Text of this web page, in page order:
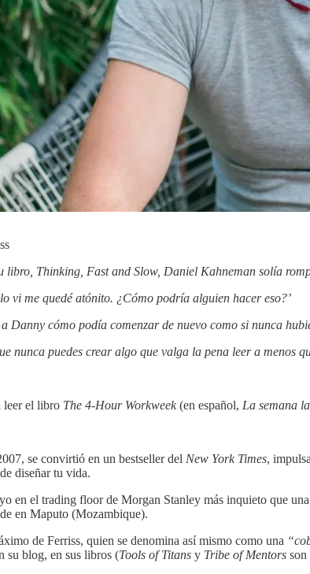
libro, Thinking, Fast and Slow, Daniel Kahneman solía
vi me quedé atónito. ¿Cómo podría alguien hacer eso?’
Danny cómo podía comenzar de nuevo como si nunca
nunca puedes crear algo que valga la pena leer a menos
leer el libro The 4-Hour Workweek(en español, La semana
se convirtió en un bestseller del New York Times,
diseñar tu vida.
en el trading floor de Morgan Stanley más inquieto que
en Maputo (Mozambique).
de Ferriss, quien se denomina así mismo como una
su blog, en sus libros (Tools of Titans y Tribe of Mentors son